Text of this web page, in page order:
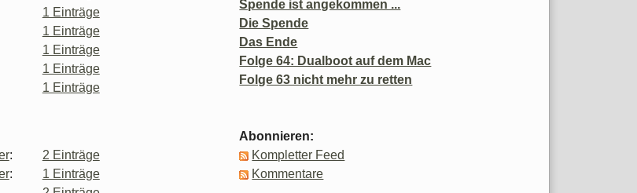
1 Einträge
1 Einträge
1 Einträge
1 Einträge
1 Einträge
:
2 Einträge
:
1 Einträge
Spende ist angekommen ...
Die Spende
Das Ende
Folge 64: Dualboot auf dem Mac
Folge 63 nicht mehr zu retten
Abonnieren:
Kompletter Feed
Kommentare